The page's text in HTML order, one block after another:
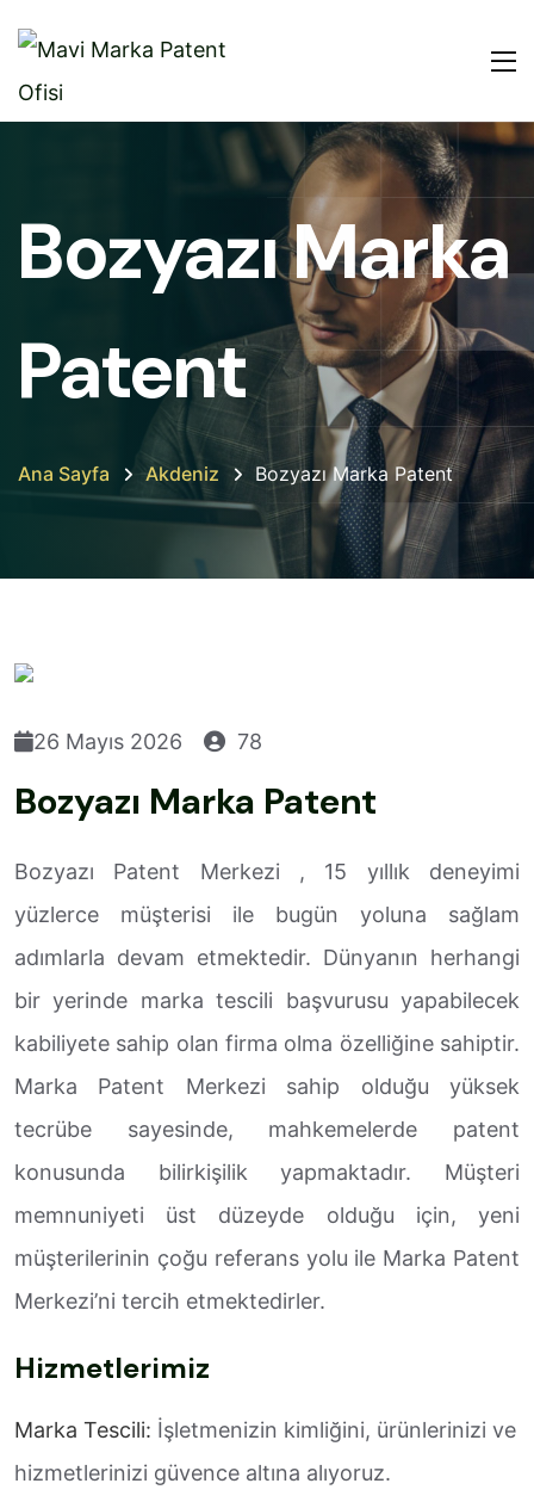
Bozyazı Marka
Patent
Ana Sayfa Akdeniz Bozyazı Marka Patent
26 Mayıs 2026 78
Bozyazı Marka Patent
Bozyazı Patent Merkezi , 15 yıllık deneyimi
yüzlerce müşterisi ile bugün yoluna sağlam
adımlarla devam etmektedir. Dünyanın herhangi
bir yerinde marka tescili başvurusu yapabilecek
kabiliyete sahip olan firma olma özelliğine sahiptir.
Marka Patent Merkezi sahip olduğu yüksek
tecrübe sayesinde, mahkemelerde patent
konusunda bilirkişilik yapmaktadır. Müşteri
memnuniyeti üst düzeyde olduğu için, yeni
müşterilerinin çoğu referans yolu ile Marka Patent
Merkezi’ni tercih etmektedirler.
Hizmetlerimiz
Marka Tescili: İşletmenizin kimliğini, ürünlerinizi ve
hizmetlerinizi güvence altına alıyoruz.